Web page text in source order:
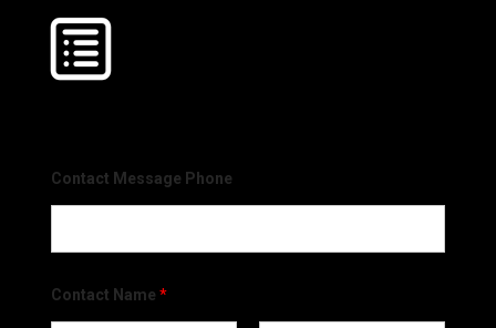
Contact Message Phone
Contact Name *